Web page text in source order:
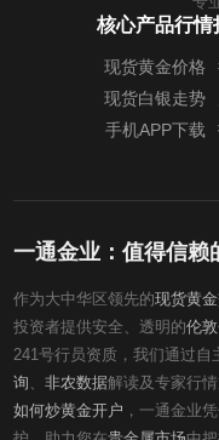
核心产品行情
现货黄金价格
现货白银走势
手机APP下载
一通金业：值得信赖
作为大中华区领先的现货黄
投资者提供安全、透明的伦
241号行员资质，我们通过自
询 、非农数据解读及专家行
如何炒黄金开户 ，一通金业